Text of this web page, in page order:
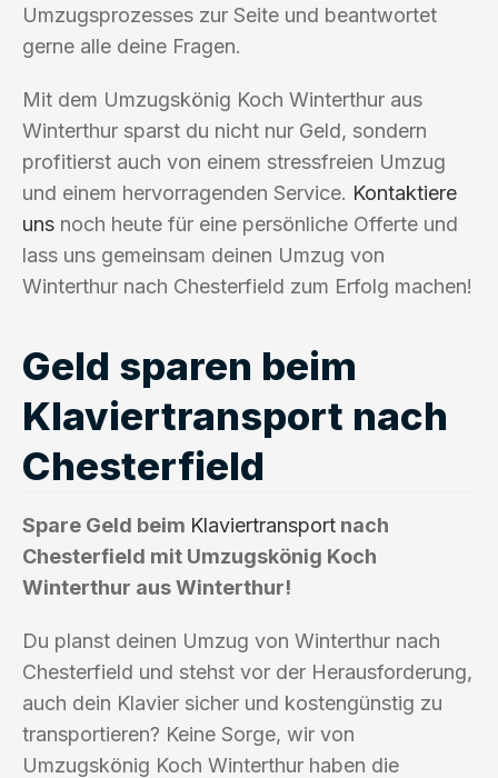
Umzugsprozesses zur Seite und beantwortet
gerne alle deine Fragen.
Mit dem Umzugskönig Koch Winterthur aus
Winterthur sparst du nicht nur Geld, sondern
profitierst auch von einem stressfreien Umzug
und einem hervorragenden Service. Kontaktiere
uns noch heute für eine persönliche Offerte und
lass uns gemeinsam deinen Umzug von
Winterthur nach Chesterfield zum Erfolg machen!
Geld sparen beim
Klaviertransport nach
Chesterfield
Spare Geld beim Klaviertransport nach
Chesterfield mit Umzugskönig Koch
Winterthur aus Winterthur!
Du planst deinen Umzug von Winterthur nach
Chesterfield und stehst vor der Herausforderung,
auch dein Klavier sicher und kostengünstig zu
transportieren? Keine Sorge, wir von
Umzugskönig Koch Winterthur haben die